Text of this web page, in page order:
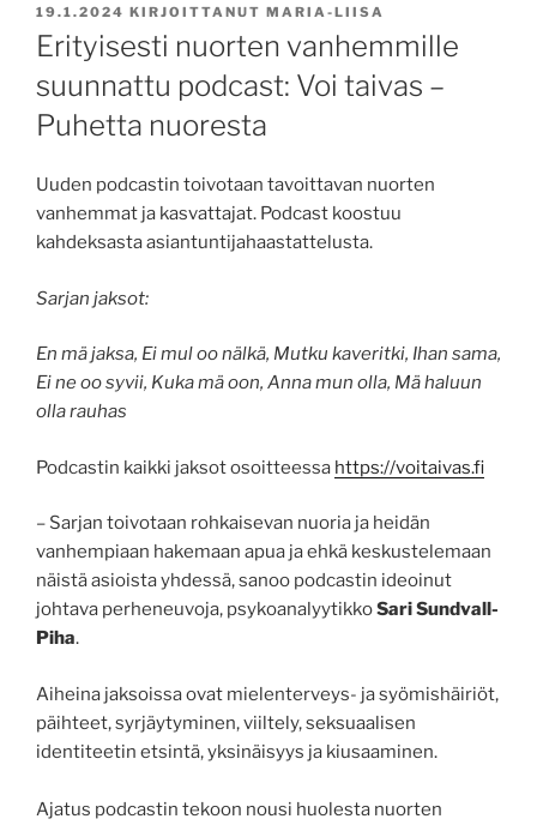
JULKAISTU
19.1.2024 KIRJOITTANUT MARIA-LIISA
Erityisesti nuorten vanhemmille
suunnattu podcast: Voi taivas –
Puhetta nuoresta
Uuden podcastin toivotaan tavoittavan nuorten
vanhemmat ja kasvattajat. Podcast koostuu
kahdeksasta asiantuntijahaastattelusta.
Sarjan jaksot:
En mä jaksa, Ei mul oo nälkä, Mutku kaveritki, Ihan sama,
Ei ne oo syvii, Kuka mä oon, Anna mun olla, Mä haluun
olla rauhas
Podcastin kaikki jaksot osoitteessa https://voitaivas.fi
– Sarjan toivotaan rohkaisevan nuoria ja heidän
vanhempiaan hakemaan apua ja ehkä keskustelemaan
näistä asioista yhdessä, sanoo podcastin ideoinut
johtava perheneuvoja, psykoanalyytikkoSari Sundvall-
Piha.
Aiheina jaksoissa ovat mielenterveys- ja syömishäiriöt,
päihteet, syrjäytyminen, viiltely, seksuaalisen
identiteetin etsintä, yksinäisyys ja kiusaaminen.
Ajatus podcastin tekoon nousi huolesta nuorten